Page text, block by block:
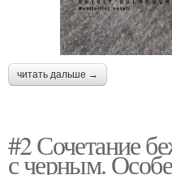
читать дальше →
#2 Сочетание
с черным.